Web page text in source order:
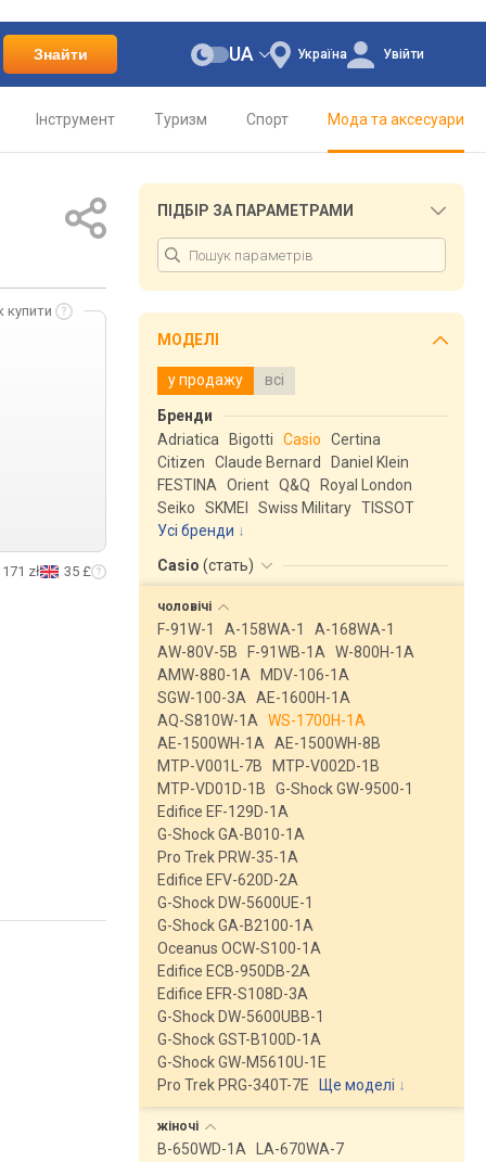
Знайти Україна
UA Увійти
Інструмент Туризм Спорт Мода та аксесуари
купити
171 zł 35 £
ПІДБІР ЗА ПАРАМЕТРАМИ
МОДЕЛІ
у продажу всі
Бренди
Adriatica
Bigotti Casio
Certina
Citizen
Claude Bernard
Daniel Klein
FESTINA
Orient Q&Q
Royal London
Seiko
SKMEI Swiss Military TISSOT
Усі бренди
Casio (стать)
чоловічі
F-91W-1 A-158WA-1
A-168WA-1
AW-80V-5B
F-91WB-1A
W-800H-1A
AMW-880-1A
MDV-106-1A
SGW-100-3A
AE-1600H-1A
AQ-S810W-1A
WS-1700H-1A
AE-1500WH-1A
AE-1500WH-8B
MTP-V001L-7B
MTP-V002D-1B
MTP-VD01D-1B
G-Shock GW-9500-1
Edifice EF-129D-1A
G-Shock GA-B010-1A
Pro Trek PRW-35-1A
Edifice EFV-620D-2A
G-Shock DW-5600UE-1
G-Shock GA-B2100-1A
Oceanus OCW-S100-1A
Edifice ECB-950DB-2A
Edifice EFR-S108D-3A
G-Shock DW-5600UBB-1
G-Shock GST-B100D-1A
G-Shock GW-M5610U-1E
Pro Trek PRG-340T-7E
Ще моделі ↓
жіночі
B-650WD-1A
LA-670WA-7